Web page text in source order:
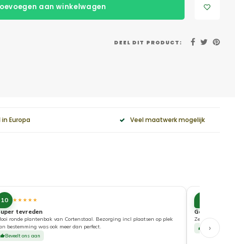
aan winkelwagen
DEEL DIT PRODUCT:
Europa Veel maatwerk mogelijk
10 ★★★★★
tevreden
ronde plantenbak van Cortenstaal. Bezorging incl plaatsen op plek
bestemming was ook meer dan perfect.
Beveelt ons aan
Goede
Zeer tevreden
Beveelt ons
›